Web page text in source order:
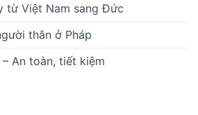
từ Việt Nam sang Đức
thân ở Pháp
An toàn, tiết kiệm